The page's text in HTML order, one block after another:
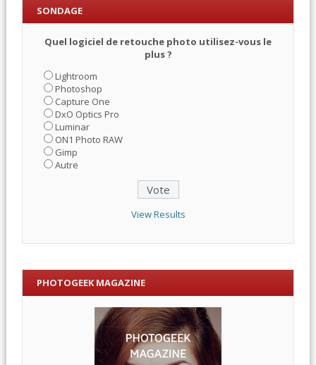
SONDAGE
Quel logiciel de retouche photo utilisez-vous le
plus ?
Lightroom
Photoshop
Capture One
DxO Optics Pro
Luminar
ON1 Photo RAW
Gimp
Autre
View Results
PHOTOGEEK MAGAZINE